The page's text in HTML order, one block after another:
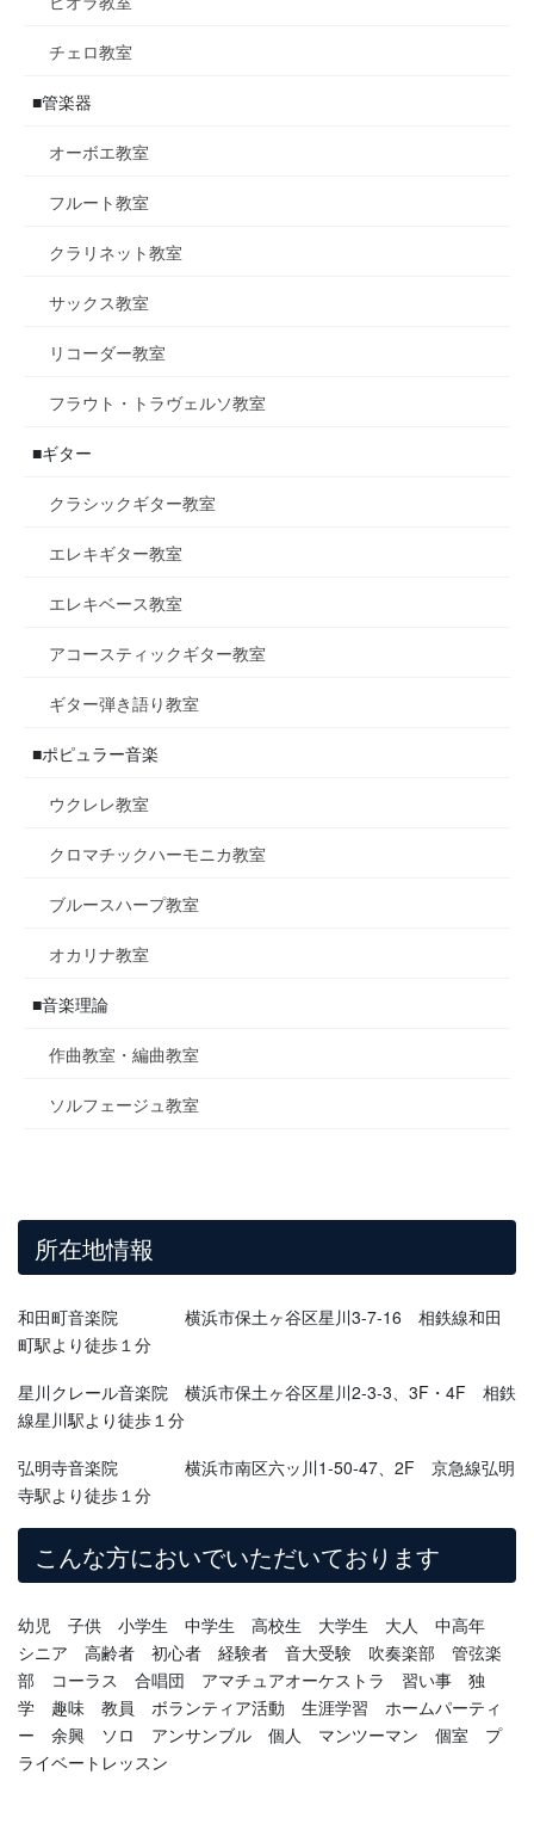
チェロ教室
■管楽器
オーボエ教室
フルート教室
クラリネット教室
サックス教室
リコーダー教室
フラウト・トラヴェルソ教室
■ギター
クラシックギター教室
エレキギター教室
エレキベース教室
アコースティックギター教室
ギター弾き語り教室
■ポピュラー音楽
ウクレレ教室
クロマチックハーモニカ教室
ブルースハープ教室
オカリナ教室
■音楽理論
作曲教室・編曲教室
ソルフェージュ教室
所在地情報
和田町音楽院 横浜市保土ヶ谷区星川3-7-16 相鉄線和田
町駅より徒歩１分
星川クレール音楽院 横浜市保土ヶ谷区星川2-3-3、3F・4F 相鉄
線星川駅より徒歩１分
弘明寺音楽院 横浜市南区六ッ川1-50-47、2F 京急線弘明
寺駅より徒歩１分
こんな方においでいただいております
幼児 子供 小学生 中学生 高校生 大学生 大人 中高年
シニア 高齢者 初心者 経験者 音大受験 吹奏楽部 管弦楽
部 コーラス 合唱団 アマチュアオーケストラ 習い事 独
学 趣味 教員 ボランティア活動 生涯学習 ホームパーティ
ー 余興 ソロ アンサンブル 個人 マンツーマン 個室 プ
ライベートレッスン